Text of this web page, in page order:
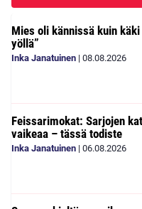
Mies oli kännissä kuin
yöllä”
Inka Janatuinen | 08.08.2026
Feissarimokat: Sarjojen
vaikeaa – tässä todiste
Inka Janatuinen | 06.08.2026